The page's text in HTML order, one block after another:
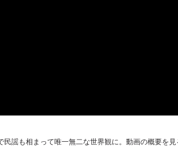
謡も相まって唯一無二な世界観に。動画の概要を見